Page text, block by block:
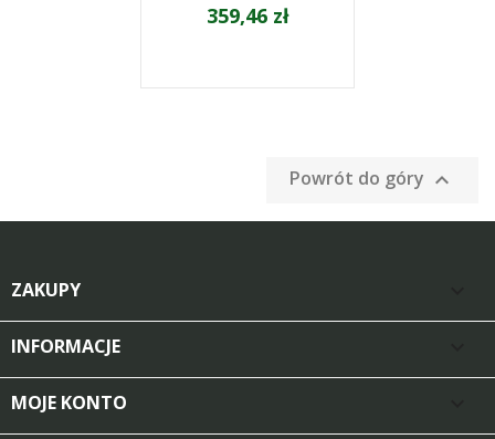
359,46 zł
Powrót do góry 
ZAKUPY
INFORMACJE
MOJE KONTO